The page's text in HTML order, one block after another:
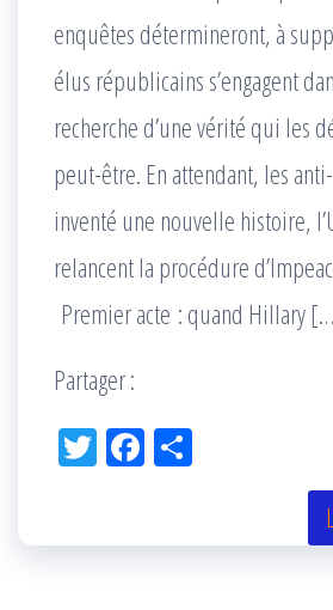
enquêtes détermineront, à
élus républicains s’engagent
recherche d’une vérité qui les
peut-être. En attendant, les
inventé une nouvelle histoire,
relancent la procédure
Premier acte : quand Hillary
Partager :
Tw
itt
Fac
eb
k r